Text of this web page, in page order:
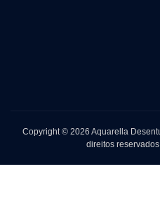
Copyright © 2026 Aquarella
direitos